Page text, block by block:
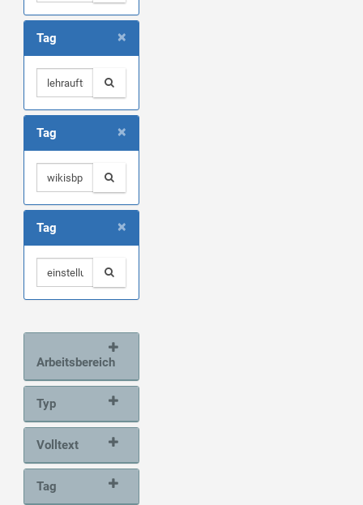
×
Tag
×
Tag
×
Tag
Arbeitsbereich
Typ
Volltext
Tag